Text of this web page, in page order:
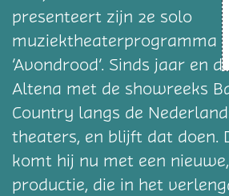
presenteert zijn 2e solo
muziektheaterprogramma
‘Avondrood’. Sinds jaar en
Altena met de showreeks
Country langs de
theaters, en blijft dat doen.
komt hij nu met een
productie, die in het